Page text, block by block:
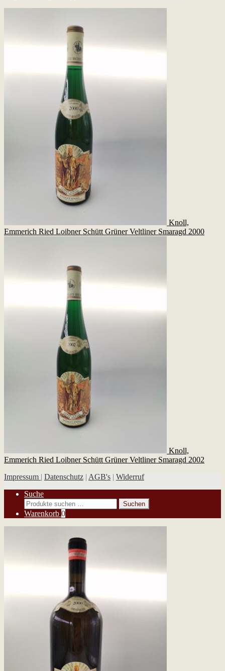
Knoll,
Emmerich Ried Loibner Schütt Grüner Veltliner Smaragd 2000
Knoll,
Emmerich Ried Loibner Schütt Grüner Veltliner Smaragd 2002
Impressum | Datenschutz | AGB's | Widerruf
Suche
Suchen
nach:
Suchen
Warenkorb 0